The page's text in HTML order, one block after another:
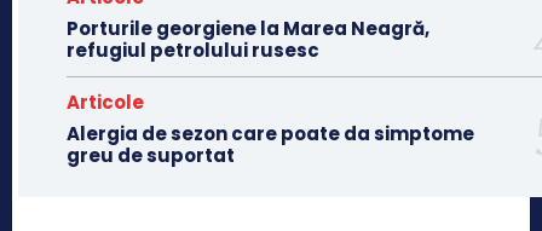
Porturile georgiene la Marea Neagră,
refugiul petrolului rusesc
Articole
Alergia de sezon care poate da simptome
greu de suportat